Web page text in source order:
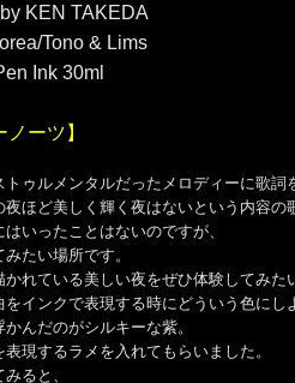
KEN TAKEDA
Tono & Lims
Ink 30ml
ノーツ】
トゥルメンタルだったメロディーに歌
夜ほど美しく輝く夜はないという内容
いったことはないのですが、
たい場所です。
かれている美しい夜をぜひ体験してみた
をインクで表現する時にどういう色にし
かんだのがシルキーな紫。
現するラメを入れてもらいました。
ると、